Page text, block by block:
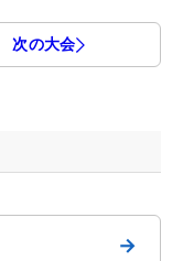
次の大会
→